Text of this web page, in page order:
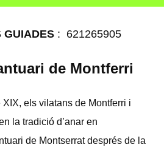
GUIADES: 621265905
de Montferri
els vilatans de Montferri i
la tradició d’anar en
de Montserrat després de la